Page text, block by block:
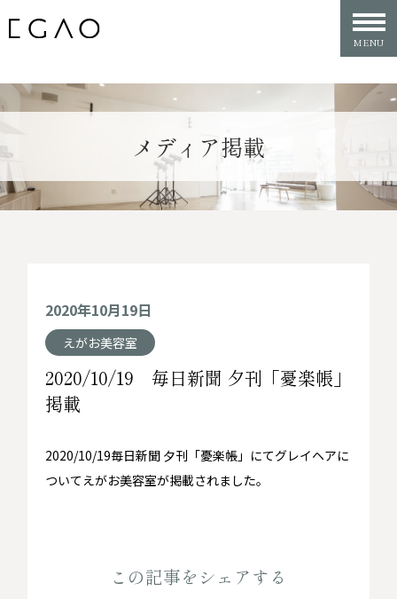
メディア掲載
2020年10月19日
えがお美容室
2020/10/19 毎日新聞 夕刊「憂楽帳」
掲載
2020/10/19毎日新聞 夕刊「憂楽帳」にてグレイヘアに
ついてえがお美容室が掲載されました。
この記事をシェアする